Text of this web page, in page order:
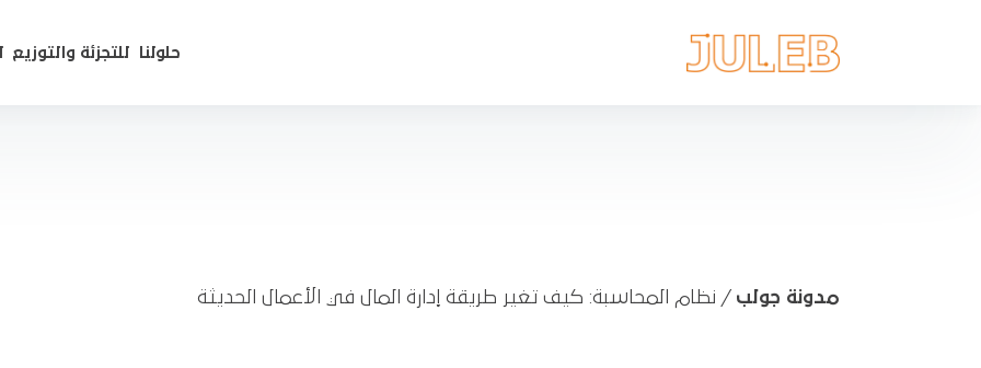
حلولنا للتجزئة والتوزيع
مدونة جولب / نظام المحاسبة: كيف تغير طريقة إدارة المال في الأعمال الحديثة